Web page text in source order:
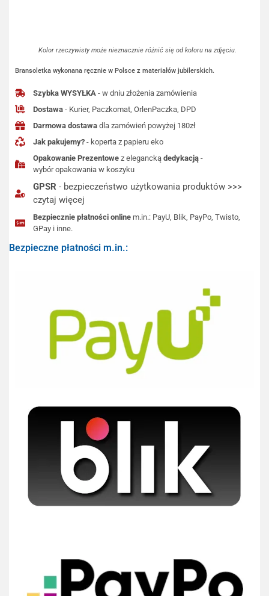
Kolor rzeczywisty może nieznacznie różnić się od koloru na zdjęciu.
Bransoletka wykonana ręcznie w Polsce z materiałów jubilerskich.
Szybka WYSYŁKA - w dniu złożenia zamówienia
Dostawa - Kurier, Paczkomat, OrlenPaczka, DPD
Darmowa dostawa dla zamówień powyżej 180zł
Jak pakujemy? - koperta z papieru eko
Opakowanie Prezentowe z eleganckądedykacją -
wybór opakowania w koszyku
GPSR - bezpieczeństwo użytkowania produktów >>>
czytaj więcej
Bezpiecznie płatności online m.in.: PayU, Blik, PayPo, Twisto,
GPay i inne.
Bezpieczne płatności m.in.: